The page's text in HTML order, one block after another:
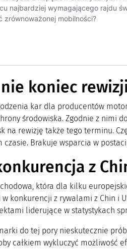
koniec
kar dla producentów
środowiska. Zgodnie z nimi
na rewizję także tego terminu.
czasie. Brakuje wsparcia w
z
która dla kilku
konkurencji z rywalami z Chin i
liderujące w statystykach
do tej pory nieskutecznie
całkiem wykluczyć możliwość